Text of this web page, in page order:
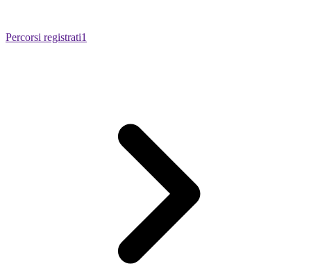
Percorsi registrati1